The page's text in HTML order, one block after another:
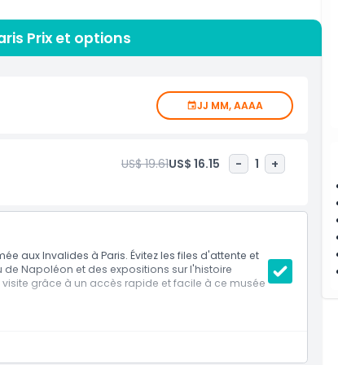
est le tombeau de Napoléon Bonaparte, le célèbre
au musée rien que pour voir son magnifique
salles qui expliquent l'histoire des batailles et des
familles, les étudiants et les touristes qui souhaitent
d'accès par les transports en commun et se
Si vous voulez en savoir plus sur les héros français, les
Prix et options
JJ MM, AAAA
US$ 19.61US$ 16.15 - 1 +
aux Invalides à Paris. Évitez les files d'attente et
Napoléon et des expositions sur l'histoire
grâce à un accès rapide et facile à ce musée